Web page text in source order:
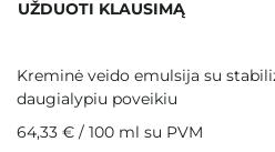
UŽDUOTI KLAUSIMĄ
Kreminė veido emulsija su
daugialypiu poveikiu
64,33 € / 100 ml su PVM